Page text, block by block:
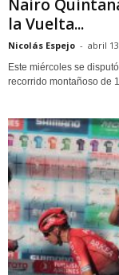
Nairo
la Vuelta...
Nicolás Espejo - abril
Este miércoles se
recorrido montañoso de